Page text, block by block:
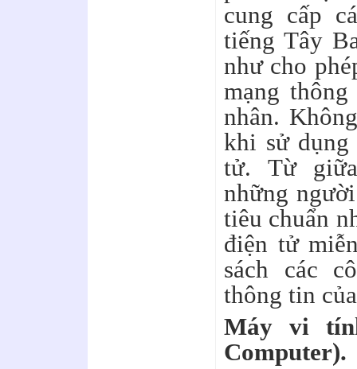
cung cấp
tiếng Tây
như cho
mạng
nhân.
khi sử
tử. Từ
những
tiêu chuẩn
điện tử
sách các
thông tin
Máy vi
Computer).